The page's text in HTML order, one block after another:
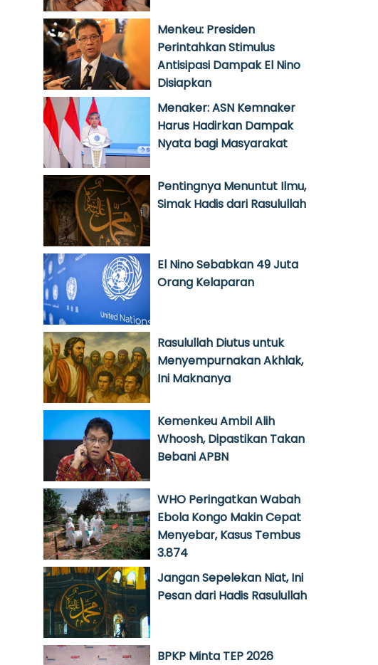
Menkeu: Presiden
Perintahkan Stimulus
Antisipasi Dampak El Nino
Disiapkan
Menaker: ASN Kemnaker
Harus Hadirkan Dampak
Nyata bagi Masyarakat
Pentingnya Menuntut Ilmu,
Simak Hadis dari Rasulullah
El Nino Sebabkan 49 Juta
Orang Kelaparan
Rasulullah Diutus untuk
Menyempurnakan Akhlak,
Ini Maknanya
Kemenkeu Ambil Alih
Whoosh, Dipastikan Takan
Bebani APBN
WHO Peringatkan Wabah
Ebola Kongo Makin Cepat
Menyebar, Kasus Tembus
3.874
Jangan Sepelekan Niat, Ini
Pesan dari Hadis Rasulullah
BPKP Minta TEP 2026